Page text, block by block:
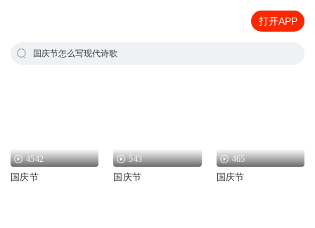
打开APP
国庆节怎么写现代诗歌
4542
国庆节
543
国庆节
465
国庆节